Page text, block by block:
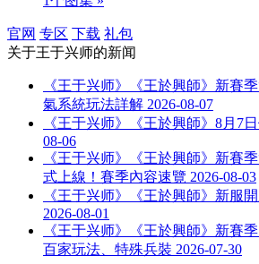
官网 专区 下载 礼包
关于王于兴师的新闻
《王于兴师》《王於興師》新賽
氣系統玩法詳解 2026-08-07
《王于兴师》《王於興師》8月7
08-06
《王于兴师》《王於興師》新賽
式上線！賽季內容速覽 2026-08-03
《王于兴师》《王於興師》新服
2026-08-01
《王于兴师》《王於興師》新賽
百家玩法、特殊兵裝 2026-07-30